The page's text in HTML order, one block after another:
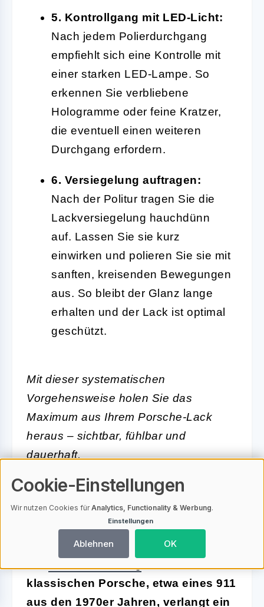
5. Kontrollgang mit LED-Licht:
Nach jedem Polierdurchgang
empfiehlt sich eine Kontrolle mit
einer starken LED-Lampe. So
erkennen Sie verbliebene
Hologramme oder feine Kratzer,
die eventuell einen weiteren
Durchgang erfordern.
6. Versiegelung auftragen:
Nach der Politur tragen Sie die
Lackversiegelung hauchdünn
auf. Lassen Sie sie kurz
einwirken und polieren Sie sie mit
sanften, kreisenden Bewegungen
aus. So bleibt der Glanz lange
erhalten und der Lack ist optimal
geschützt.
Mit dieser systematischen
Vorgehensweise holen Sie das
Maximum aus Ihrem Porsche-Lack
heraus – sichtbar, fühlbar und
dauerhaft.
Beispiel aus der Praxis: So
gelingt die Lackaufbereitung bei
einem klassischen Porsche
klassischen Porsche, etwa eines 911
aus den 1970er Jahren, verlangt ein
Cookie-Einstellungen
Wir nutzen Cookies fürAnalytics, Functionality & Werbung.
Einstellungen
Ablehnen OK